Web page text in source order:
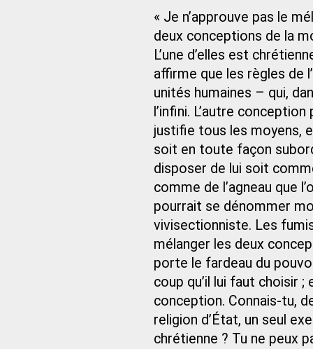
« Je n’approuve pas le
deux conceptions de la
L’une d’elles est
affirme que les règles de
unités humaines – qui,
l’infini. L’autre
justifie tous les moyens,
soit en toute façon
disposer de lui soit
comme de l’agneau que
pourrait se dénommer
vivisectionniste. Les
mélanger les deux
porte le fardeau du
coup qu’il lui faut choisir
conception. Connais-tu,
religion d’État, un seul
chrétienne ? Tu ne peux